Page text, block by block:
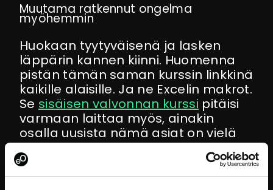
Muutama ratkennut ongelma
myöhemmin
Huokaan tyytyväisenä ja lasken
läppärin kannen kiinni. Huomenna
pistän tämän saman kurssin linkkinä
kaikille alaisille. Ja ne Excelin makrot.
Se sisäisen valvonnan kurssi pitäisi
varmaan laittaa myös, ainakin
osalla uusista nämä asiat on vielä
opettelematta. Miksei kukaan
aikaisemmin kertonut, että täällä on
näin järkeviä kursseja?